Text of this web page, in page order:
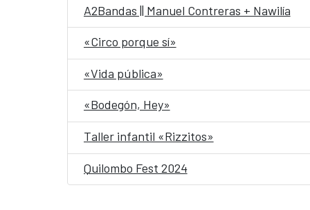
A2Bandas || Manuel Contreras + Nawilía
«Circo porque sí»
«Vida pública»
«Bodegón, Hey»
Taller infantil «Rizzitos»
Quilombo Fest 2024